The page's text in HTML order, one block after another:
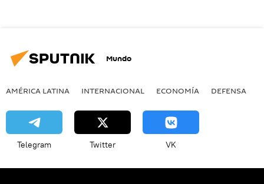
Mundo
AMÉRICA LATINA INTERNACIONAL ECONOMÍA DEFENSA
Telegram Twitter VK